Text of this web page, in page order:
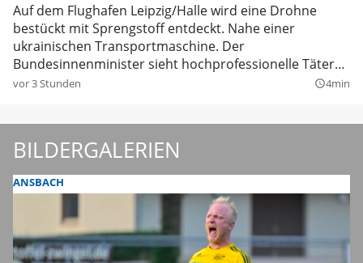
Auf dem Flughafen Leipzig/Halle wird eine Drohne
bestückt mit Sprengstoff entdeckt. Nahe einer
ukrainischen Transportmaschine. Der
Bundesinnenminister sieht hochprofessionelle Täter
als Drahtzieher.
vor 3 Stunden query_builder4min
BILDERGALERIEN
ANSBACH